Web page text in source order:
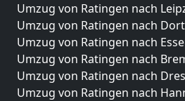
Umzug von Ratingen nach
Umzug von Ratingen nach
Umzug von Ratingen nach
Umzug von Ratingen nach
Umzug von Ratingen nach
Umzug von Ratingen nach